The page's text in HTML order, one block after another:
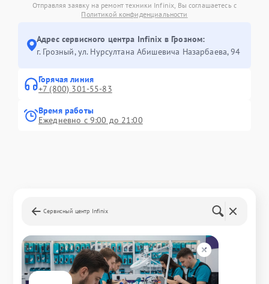
Отправляя заявку на ремонт техники Infinix, Вы соглашаетесь с
Политикой конфиденциальности
Адрес сервисного центра Infinix в Грозном:
г. Грозный, ул. Нурсултана Абишевича Назарбаева, 94
Горячая линия
+7 (800) 301-55-83
Время работы
Ежедневно с 9:00 до 21:00
Сервисный центр Infinix